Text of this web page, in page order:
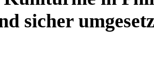
sicher